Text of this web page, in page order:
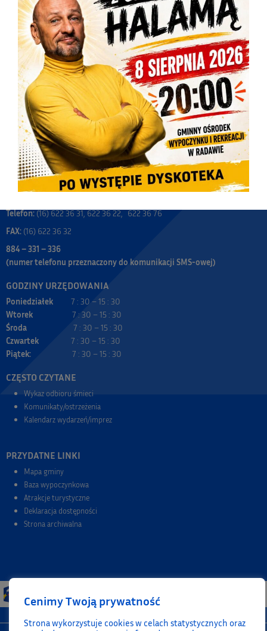
URZĄD GMINY WIĄZOWNICA
ul. Warszawska 15, 37-522 Wiązownica
e-mail: sekretariat@wiazownica.com
Skrytka ePUAP: /UGW/Skrytka_ESP
E-doręczenia AE:PL-87984-61780-JGRAV-31
Telefon:(16) 622 36 31, 622 36 22, 622 36 76
FAX: (16) 622 36 32
884 – 331 – 336
(numer telefonu przeznaczony do komunikacji SMS-owej)
GODZINY URZĘDOWANIA
Poniedziałek 7 : 30 – 15 : 30
Wtorek 7 : 30 – 15 : 30
Środa 7 : 30 – 15 : 30
Czwartek 7 : 30 – 15 : 30
Piątek: 7 : 30 – 15 : 30
CZĘSTO CZYTANE
Wykaz odbioru śmieci
Komunikaty/ostrzeżenia
Kalendarz wydarzeń/imprez
PRZYDATNE LINKI
Mapa gminy
Baza wypoczynkowa
Atrakcje turystyczne
Deklaracja dostępności
Strona archiwalna
Cenimy Twoją prywatność
Strona wykorzystuje cookies w celach statystycznych oraz